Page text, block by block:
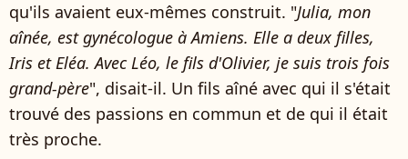
qu'ils avaient eux-mêmes construit. "Julia, mon
aînée, est gynécologue à Amiens. Elle a deux filles,
Iris et Eléa. Avec Léo, le fils d'Olivier, je suis trois fois
grand-père", disait-il. Un fils aîné avec qui il s'était
trouvé des passions en commun et de qui il était
très proche.